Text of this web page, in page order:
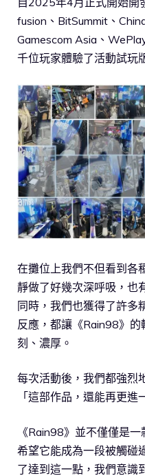
fusion、BitSummit、
Gamescom Asia、
千位玩家體驗了活動試玩
在攤位上我們不但看到各
靜做了好幾次深呼吸，也
同時，我們也獲得了許多
反應，都讓《Rain98》
刻、濃厚。
每次活動後，我們都強烈
「這部作品，還能再更進
《Rain98》並不僅僅是
希望它能成為一段被觸碰
了達到這一點，我們意識